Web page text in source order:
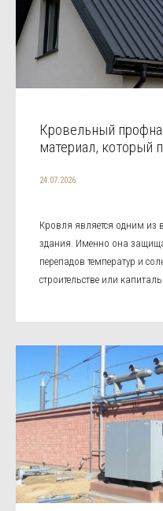
Кровельный
материал, который
24.07.2026
Кровля является одним
здания. Именно она
перепадов температур и
строительстве или